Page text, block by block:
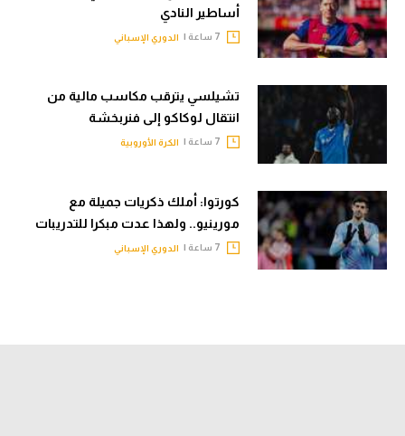
أساطير النادي
الدوري الإسباني
تشيلسي يترقب مكاسب مالية من
انتقال لوكاكو إلى فنربخشة
الكرة الأوروبية
كورتوا: أملك ذكريات جميلة مع
مورينيو.. ولهذا عدت مبكرا للتدريبات
الدوري الإسباني